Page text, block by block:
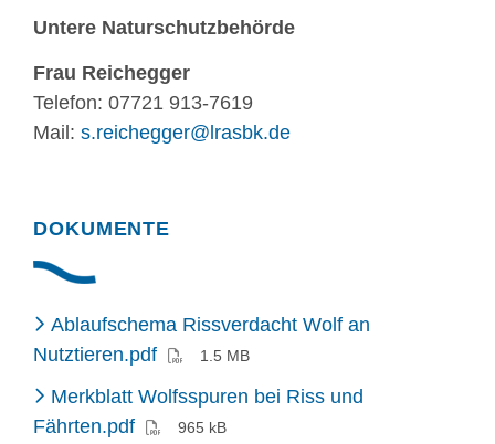
Untere Naturschutzbehörde
Frau Reichegger
Telefon: 07721 913-7619
Mail: s.reichegger@lrasbk.de
DOKUMENTE
Ablaufschema Rissverdacht Wolf an
Nutztieren.pdf(PDF)1.5 MB
Merkblatt Wolfsspuren bei Riss und
Fährten.pdf(PDF)965 kB